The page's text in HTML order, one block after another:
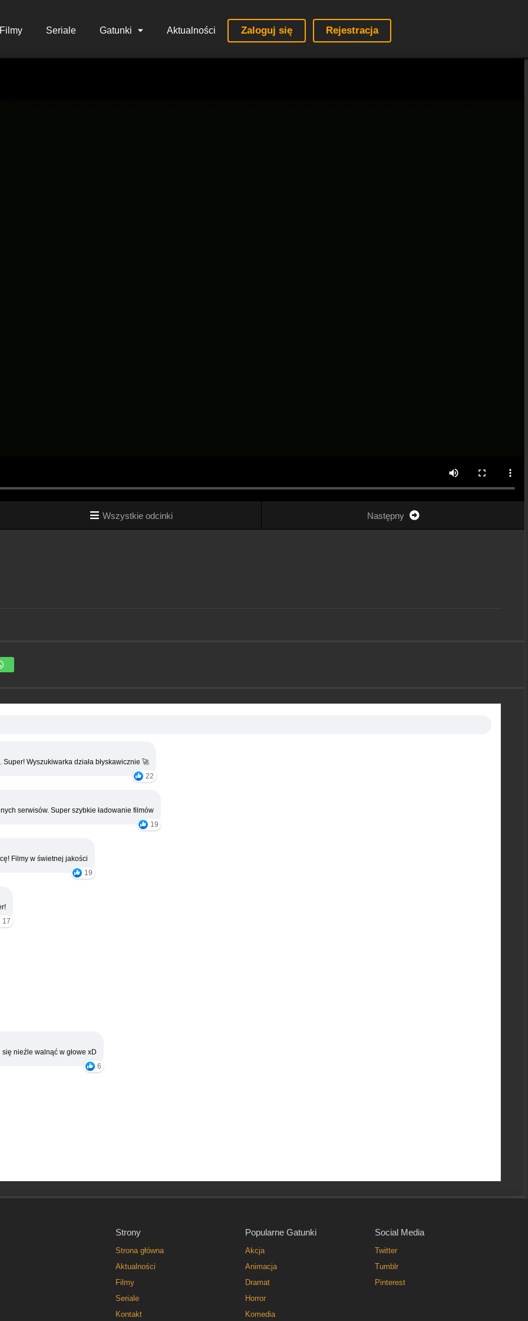
Filmy Seriale Gatunki Aktualności Zaloguj się Rejestracja
Wszystkie odcinki Następny
Wyszukiwarka działa błyskawicznie 🚀
22
serwisów. Super szybkie ładowanie filmów
19
Filmy w świetnej jakości
19
17
nieźle walnąć w głowe xD
6
Strony
Strona główna
Aktualności
Filmy
Seriale
Kontakt
Popularne Gatunki
Akcja
Animacja
Dramat
Horror
Komedia
Social Media
Twitter
Tumblr
Pinterest